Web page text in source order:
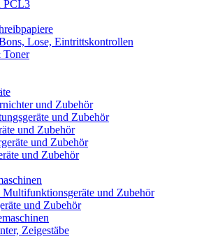
PCL3
Lose, Eintrittskontrollen
Toner
und Zubehör
und Zubehör
und Zubehör
und Zubehör
und Zubehör
Multifunktionsgeräte und Zubehör
und Zubehör
Zeigestäbe